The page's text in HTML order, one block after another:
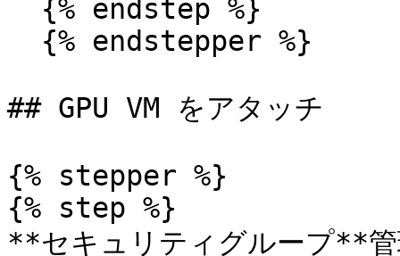
## GPU VM をアタッチ
{% stepper %}
{% step %}
**セキュリティグループ**管